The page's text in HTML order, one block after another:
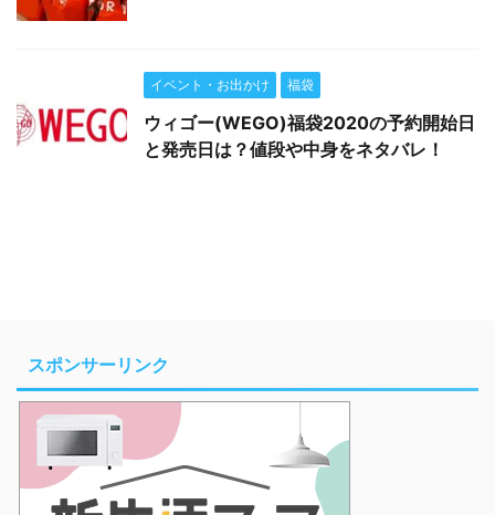
イベント・お出かけ 福袋
ウィゴー(WEGO)福袋2020の予約開始日
と発売日は？値段や中身をネタバレ！
スポンサーリンク